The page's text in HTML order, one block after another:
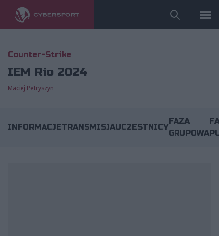
Counter-Strike
IEM Rio 2024
Maciej Petryszyn
INFORMACJETRANSMISJAUCZESTNICY
FAZA
GRUPOWA